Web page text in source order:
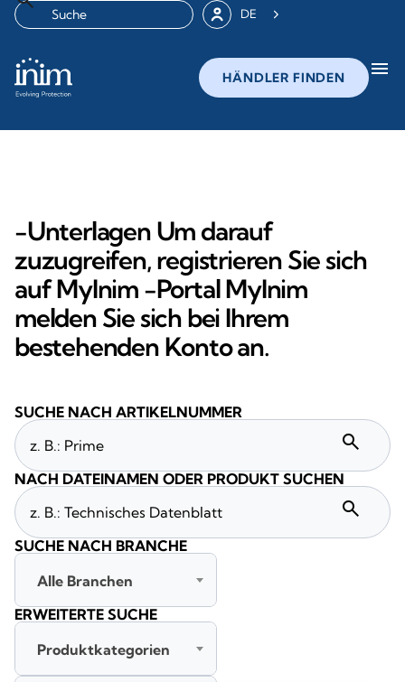
DE
HÄNDLER FINDEN menu
-Unterlagen Um darauf
zuzugreifen, registrieren Sie sich
auf MyInim -Portal MyInim
melden Sie sich bei Ihrem
bestehenden Konto an.
SUCHE NACH ARTIKELNUMMER
search
NACH DATEINAMEN ODER PRODUKT SUCHEN
search
SUCHE NACH BRANCHE
Alle Branchen
ERWEITERTE SUCHE
Produktkategorien